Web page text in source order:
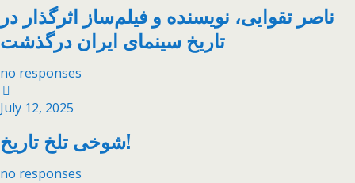
ناصر تقوایی، نویسنده و فیلم‌ساز اثرگذار در
تاریخ سینمای ایران درگذشت
no responses
July 12, 2025
شوخی تلخ تاریخ!
no responses